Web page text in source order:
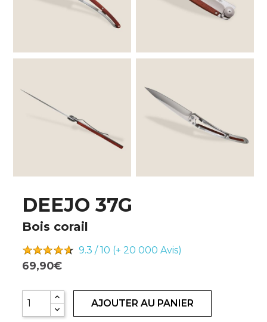
DEEJO 37G
Bois corail
9.3 / 10 (+ 20 000 Avis)
69,90€
AJOUTER AU PANIER